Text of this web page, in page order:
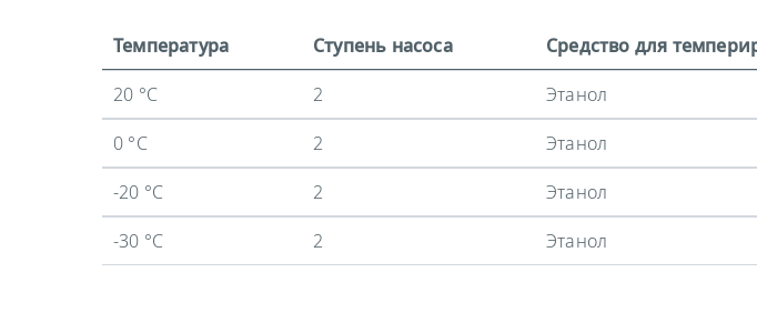
Температура Ступень насоса Средство для
20 °C
2 Этанол
0 °C
2 Этанол
-20 °C
2 Этанол
-30 °C
2 Этанол